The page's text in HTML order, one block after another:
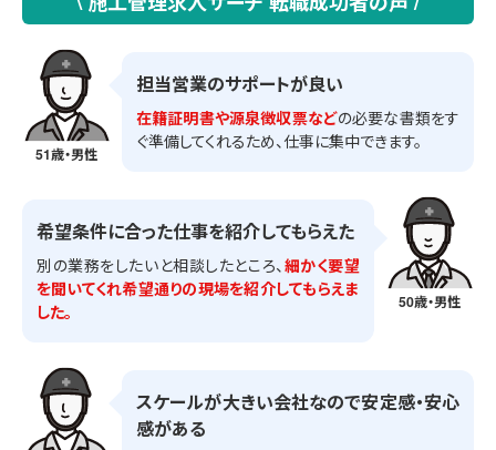
51歳・男性
担当営業のサポートが良い
在籍証明書や源泉徴収票などの必要な書類をす
ぐ準備してくれるため、仕事に集中できます。
50歳・男性
希望条件に合った仕事を紹介してもらえた
別の業務をしたいと相談したところ、細かく要望
を聞いてくれ希望通りの現場を紹介してもらえま
した。
スケールが大きい会社なので安定感・安心
感がある